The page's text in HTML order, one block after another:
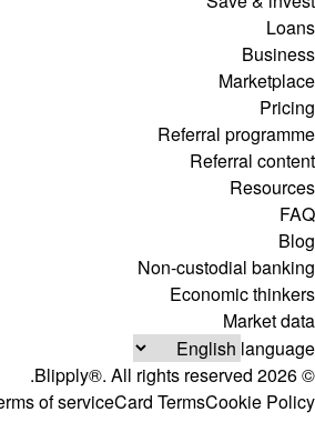
Loans
Business
Marketplace
Pricing
Referral programme
Referral content
Resources
FAQ
Blog
Non-custodial banking
Economic thinkers
Market data
language
© 2026 Blipply®. All rights reserved.
of serviceCard TermsCookie Policy